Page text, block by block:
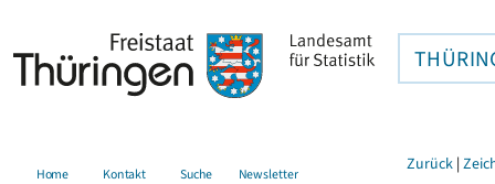
Home Kontakt Suche Newsletter Zurück |